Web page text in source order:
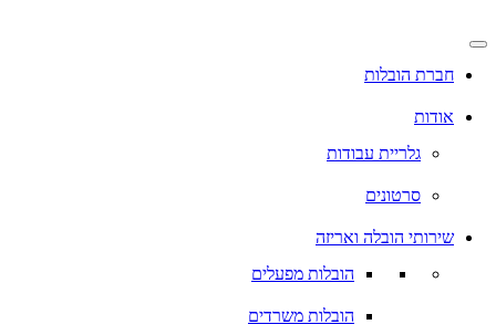
לתוכן
חברת הובלות
אודות
גלריית עבודות
סרטונים
שירותי הובלה ואריזה
הובלות מפעלים
הובלות משרדים